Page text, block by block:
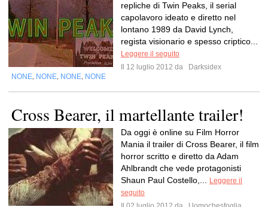
repliche di Twin Peaks, il serial
capolavoro ideato e diretto nel
lontano 1989 da David Lynch,
regista visionario e spesso criptico...
Leggere il seguito
Il 12 luglio 2012 da
Darksidex
NONE NONE NONE NONE
Cross Bearer, il martellante trailer!
Da oggi è online su Film Horror
Mania il trailer di Cross Bearer, il film
horror scritto e diretto da Adam
Ahlbrandt che vede protagonisti
Shaun Paul Costello,...
Leggere il
seguito